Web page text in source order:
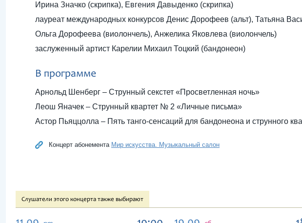
Ирина Значко (скрипка), Евгения Давыденко (скрипка)
лауреат международных конкурсов Денис Дорофеев (альт), Татьяна
Ольга Дорофеева (виолончель), Анжелика Яковлева (виолончель)
заслуженный артист Карелии Михаил Тоцкий (бандонеон)
В программе
Арнольд Шенберг – Струнный секстет «Просветленная ночь»
Леош Яначек – Струнный квартет № 2 «Личные письма»
Астор Пьяццолла – Пять танго-сенсаций для бандонеона и струнного
Концерт абонемента Мир искусства. Музыкальный салон
Слушатели этого концерта также выбирают